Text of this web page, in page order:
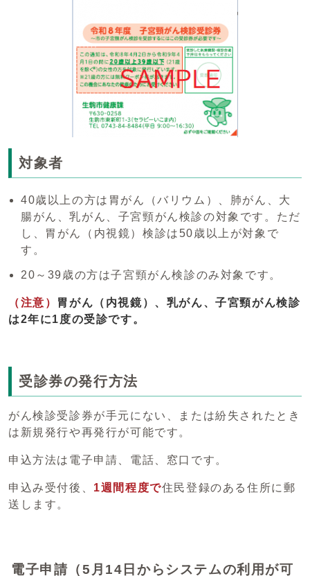
対象者
40歳以上の方は胃がん（バリウム）、肺がん、大
腸がん、乳がん、子宮頸がん検診の対象です。ただ
し、胃がん（内視鏡）検診は50歳以上が対象で
す。
20～39歳の方は子宮頸がん検診のみ対象です。
（注意） 胃がん（内視鏡）、乳がん、子宮頸がん検診
は2年に1度の受診です。
受診券の発行方法
がん検診受診券が手元にない、または紛失されたとき
は新規発行や再発行が可能です。
申込方法は電子申請、電話、窓口です。
申込み受付後、 1週間程度で住民登録のある住所に郵
送します。
電子申請（5月14日からシステムの利用が可